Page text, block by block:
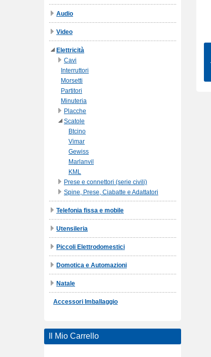
Audio
Video
Elettricità
Cavi
Interruttori
Morsetti
Partitori
Minuteria
Placche
Scatole
Btcino
Vimar
Gewiss
Marlanvil
KML
Prese e connettori (serie civili)
Spine, Prese, Ciabatte e Adattatori
Telefonia fissa e mobile
Utensileria
Piccoli Elettrodomestici
Domotica e Automazioni
Natale
Accessori Imballaggio
Il Mio Carrello